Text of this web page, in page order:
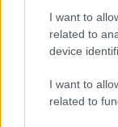
I want to
related to
device
I want to
related to
Az